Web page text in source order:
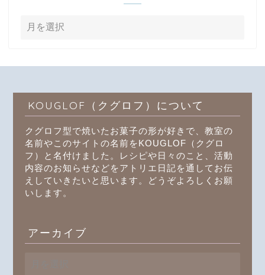
KOUGLOF（クグロフ）について
クグロフ型で焼いたお菓子の形が好きで、教室の
名前やこのサイトの名前をKOUGLOF（クグロ
フ）と名付けました。レシピや日々のこと、活動
内容のお知らせなどをアトリエ日記を通してお伝
えしていきたいと思います。どうぞよろしくお願
いします。
アーカイブ